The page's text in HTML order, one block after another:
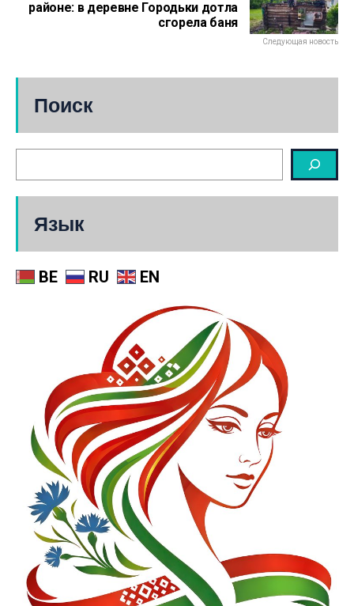
районе: в деревне Городьки дотла
сгорела баня
Следующая новость
Поиск
Язык
BE RU EN